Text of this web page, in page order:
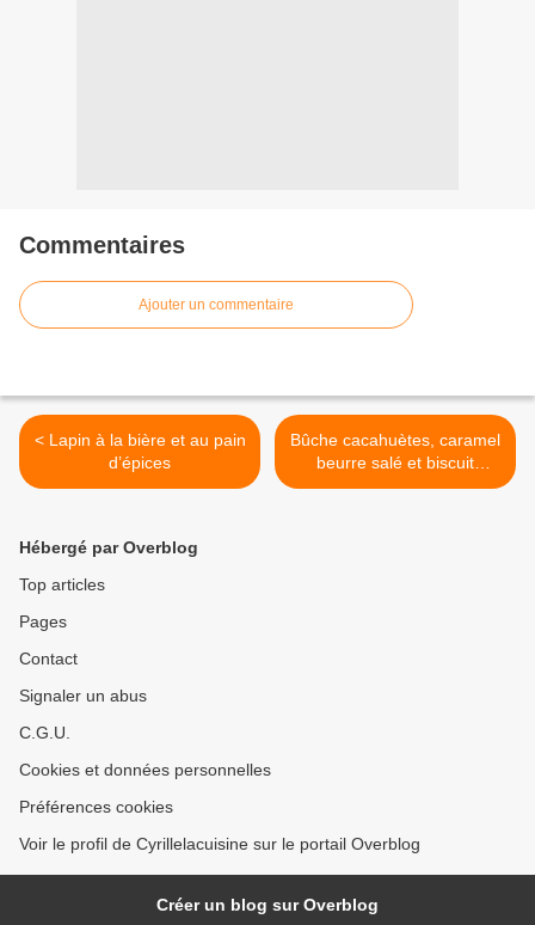
Commentaires
Ajouter un commentaire
< Lapin à la bière et au pain
d’épices
Bûche cacahuètes, caramel
beurre salé et biscuit
chocolat >
Hébergé par Overblog
Top articles
Pages
Contact
Signaler un abus
C.G.U.
Cookies et données personnelles
Préférences cookies
Voir le profil de Cyrillelacuisine sur le portail Overblog
Créer un blog sur Overblog